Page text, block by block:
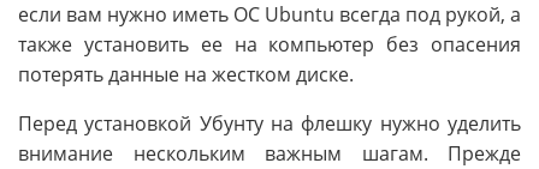
если вам нужно иметь ОС Ubuntu всегда под рукой, а
также установить ее на компьютер без опасения
потерять данные на жестком диске.
Перед установкой Убунту на флешку нужно уделить
внимание нескольким важным шагам. Прежде